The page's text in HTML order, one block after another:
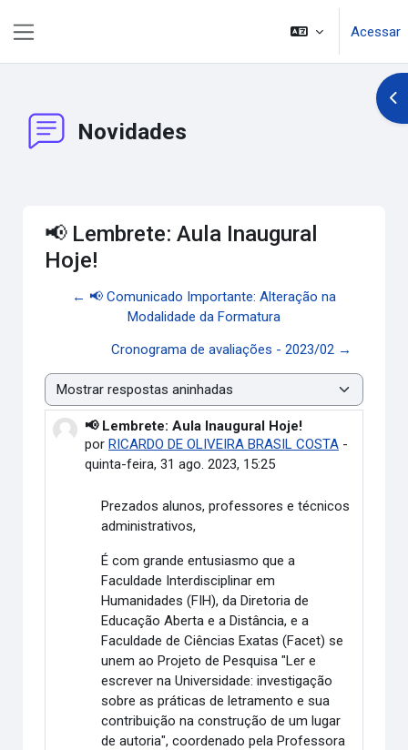
Acessar
Novidades
📢 Lembrete: Aula Inaugural
Hoje!
← 📢 Comunicado Importante: Alteração na
Modalidade da Formatura
Cronograma de avaliações - 2023/02 →
Modo de visualização
📢 Lembrete: Aula Inaugural Hoje!
porRICARDO DE OLIVEIRA BRASIL COSTA -
quinta-feira, 31 ago. 2023, 15:25
Número de respostas: 0
Prezados alunos, professores e técnicos
administrativos,
É com grande entusiasmo que a
Faculdade Interdisciplinar em
Humanidades (FIH), da Diretoria de
Educação Aberta e a Distância, e a
Faculdade de Ciências Exatas (Facet) se
unem ao Projeto de Pesquisa "Ler e
escrever na Universidade: investigação
sobre as práticas de letramento e sua
contribuição na construção de um lugar
de autoria", coordenado pela Professora